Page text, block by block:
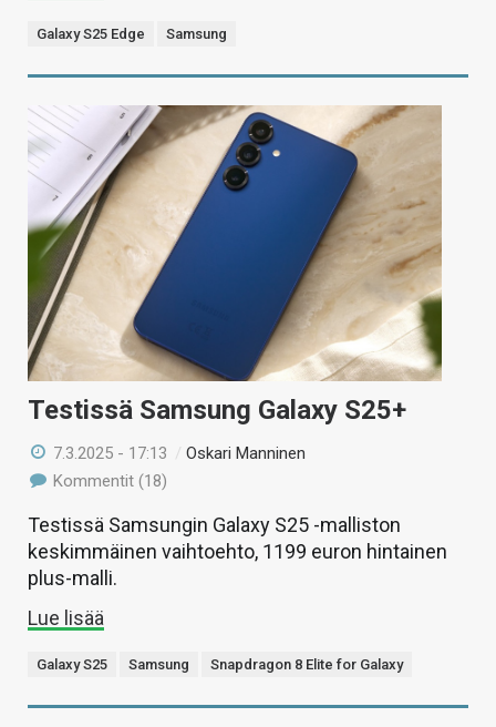
Galaxy S25 Edge Samsung
Testissä Samsung Galaxy S25+
7.3.2025 - 17:13 /Oskari Manninen
Kommentit (18)
Testissä Samsungin Galaxy S25 -malliston
keskimmäinen vaihtoehto, 1199 euron hintainen
plus-malli.
Lue lisää
Galaxy S25 Samsung Snapdragon 8 Elite for Galaxy